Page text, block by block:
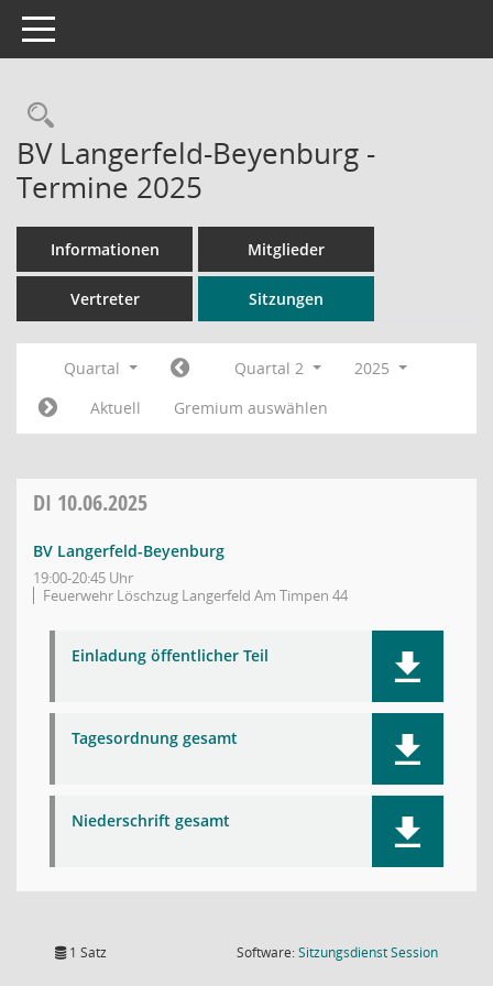
Toggle navigation
Rechercheauswahl
BV Langerfeld-Beyenburg -
Termine 2025
Informationen Mitglieder
Vertreter Sitzungen
Quartal Quartal 2
2025
Aktuell
Gremium auswählen
DI 10.06.2025
BV Langerfeld-Beyenburg
19:00-20:45 Uhr
Feuerwehr Löschzug Langerfeld Am Timpen 44
Einladung öffentlicher Teil
Tagesordnung gesamt
Niederschrift gesamt
1 Satz Software:SitzungsdienstSession(Wird in